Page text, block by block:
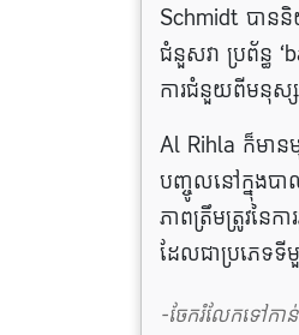
Schmidt បាន
ជំនួសវា ប្រព័ន្ធ
ការជំនួយពីមនុស្
Al Rihla ក៏មាន
បញ្ចូលនៅក្នុងប
ភាពត្រឹមត្រូវនៃ
ដែលជាប្រភេទ
-ចែករំលែកទៅក